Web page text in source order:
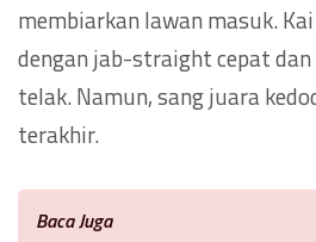
membiarkan lawan masuk.
dengan jab-straight cepat
telak. Namun, sang juara
terakhir.
Baca Juga